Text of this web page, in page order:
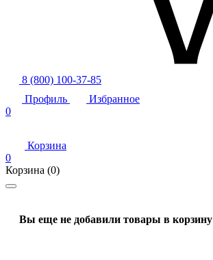
8 (800) 100-37-85
Профиль
Избранное
0
Корзина
0
Корзина (0)
Вы еще не добавили товары в корзину